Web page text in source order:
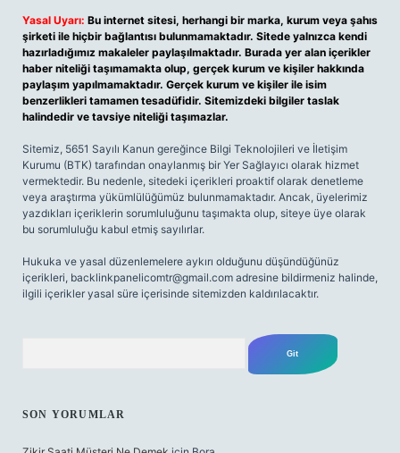
Yasal Uyarı: Bu internet sitesi, herhangi bir marka, kurum veya şahıs
şirketi ile hiçbir bağlantısı bulunmamaktadır. Sitede yalnızca kendi
hazırladığımız makaleler paylaşılmaktadır. Burada yer alan içerikler
haber niteliği taşımamakta olup, gerçek kurum ve kişiler hakkında
paylaşım yapılmamaktadır. Gerçek kurum ve kişiler ile isim
benzerlikleri tamamen tesadüfidir. Sitemizdeki bilgiler taslak
halindedir ve tavsiye niteliği taşımazlar.
Sitemiz, 5651 Sayılı Kanun gereğince Bilgi Teknolojileri ve İletişim
Kurumu (BTK) tarafından onaylanmış bir Yer Sağlayıcı olarak hizmet
vermektedir. Bu nedenle, sitedeki içerikleri proaktif olarak denetleme
veya araştırma yükümlülüğümüz bulunmamaktadır. Ancak, üyelerimiz
yazdıkları içeriklerin sorumluluğunu taşımakta olup, siteye üye olarak
bu sorumluluğu kabul etmiş sayılırlar.
Hukuka ve yasal düzenlemelere aykırı olduğunu düşündüğünüz
içerikleri, backlinkpanelicomtr@gmail.com adresine bildirmeniz halinde,
ilgili içerikler yasal süre içerisinde sitemizden kaldırılacaktır.
SON YORUMLAR